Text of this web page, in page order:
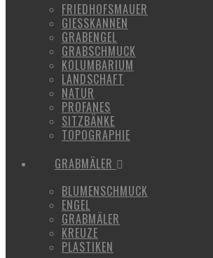
FRIEDHOFSMAUER
GIESSKANNEN
GRABENGEL
GRABSCHMUCK
KOLUMBARIUM
LANDSCHAFT
NATUR
PROFANES
SITZBÄNKE
TOPOGRAPHIE
GRABMÄLER
BLUMENSCHMUCK
ENGEL
GRABMÄLER
KREUZE
PLASTIKEN